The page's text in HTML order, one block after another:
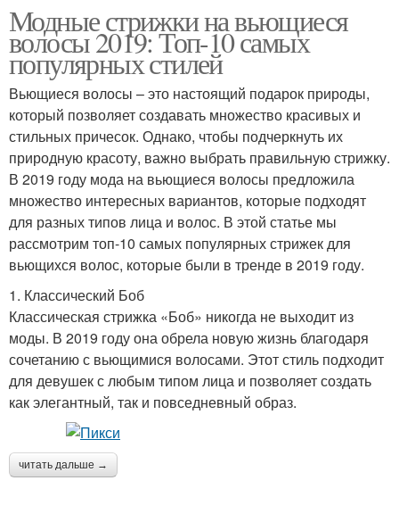
Модные стрижки на вьющиеся
волосы 2019: Топ-10 самых
популярных стилей
Вьющиеся волосы – это настоящий подарок природы,
который позволяет создавать множество красивых и
стильных причесок. Однако, чтобы подчеркнуть их
природную красоту, важно выбрать правильную стрижку.
В 2019 году мода на вьющиеся волосы предложила
множество интересных вариантов, которые подходят
для разных типов лица и волос. В этой статье мы
рассмотрим топ-10 самых популярных стрижек для
вьющихся волос, которые были в тренде в 2019 году.
1. Классический Боб
Классическая стрижка «Боб» никогда не выходит из
моды. В 2019 году она обрела новую жизнь благодаря
сочетанию с вьющимися волосами. Этот стиль подходит
для девушек с любым типом лица и позволяет создать
как элегантный, так и повседневный образ.
читать дальше →